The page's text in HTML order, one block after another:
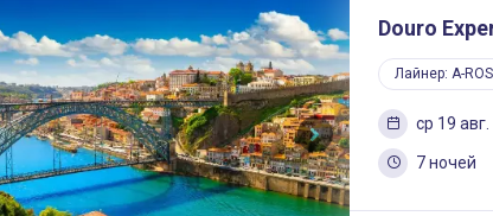
Next
Douro
Лайнер: A-
ср 19 авг.
7 ночей